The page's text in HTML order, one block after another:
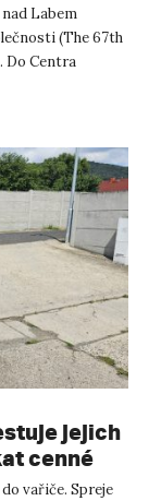
Labem
(The 67th
Do Centra
jejich
cenné
vařiče. Spreje